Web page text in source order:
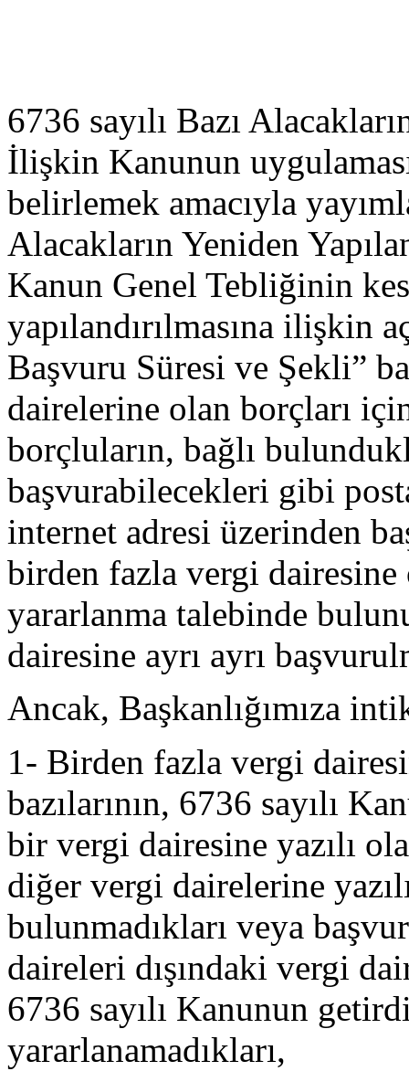
6736 sayılı Bazı
İlişkin Kanunun
belirlemek amacıyla
Alacakların Yeniden
Kanun Genel Tebliğinin
yapılandırılmasına ilişkin
Başvuru Süresi ve Şekli”
dairelerine olan borçları
borçluların, bağlı
başvurabilecekleri gibi
internet adresi üzerinden
birden fazla vergi
yararlanma talebinde
dairesine ayrı ayrı
Ancak, Başkanlığımıza
1- Birden fazla vergi
bazılarının, 6736 sayılı
bir vergi dairesine yazılı
diğer vergi dairelerine
bulunmadıkları veya
daireleri dışındaki vergi
6736 sayılı Kanunun
yararlanamadıkları,